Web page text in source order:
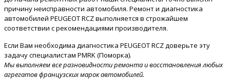
причину неисправности автомобиля. Ремонт и диагностика
автомобилей PEUGEOT RCZ выполняется в строжайшем
соответствии с рекомендациями производителя.
Если Вам необходима диагностика PEUGEOT RCZ доверьте эту
задачу специалистам PMRK (Поморка).
Мы выполняем все разновидности ремонта и восстановления любых
агрегатов французских марок автомобилей.